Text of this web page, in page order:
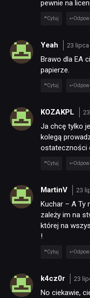
pewnie na
Cytuj
Yeah 23 lipca
Brawo dla EA
papierze.
Cytuj
KOZAKPL
Ja chcę tylko
kolegą
ostateczności
Cytuj
MartinV 23
Kuchar – A Ty
zależy im na
której na
!
Cytuj
k4cz0r 23
No ciekawie,